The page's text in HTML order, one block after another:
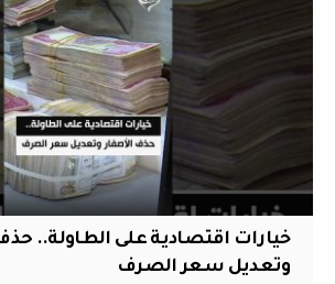
خيارات اقتصادية على الطاولة..
وتعديل سعر الصرف